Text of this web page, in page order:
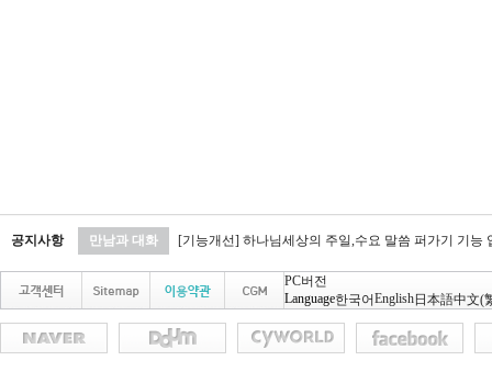
공지사항 만남과 대화 [기능개선] 하나님세상의 주일,수요 말씀 퍼가기 기능
PC버전
Language한국어English日本語中文(